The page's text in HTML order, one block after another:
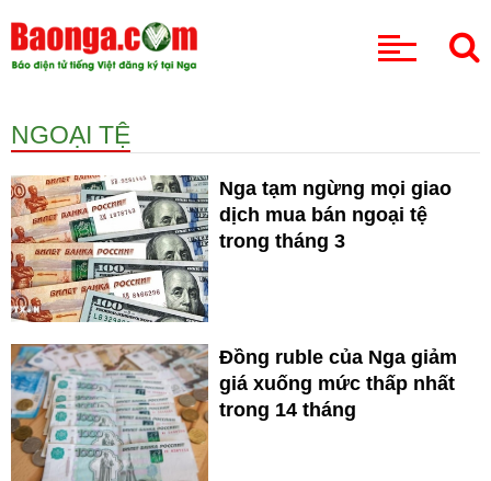
NGOẠI TỆ
Nga tạm ngừng mọi giao
dịch mua bán ngoại tệ
trong tháng 3
Đồng ruble của Nga giảm
giá xuống mức thấp nhất
trong 14 tháng